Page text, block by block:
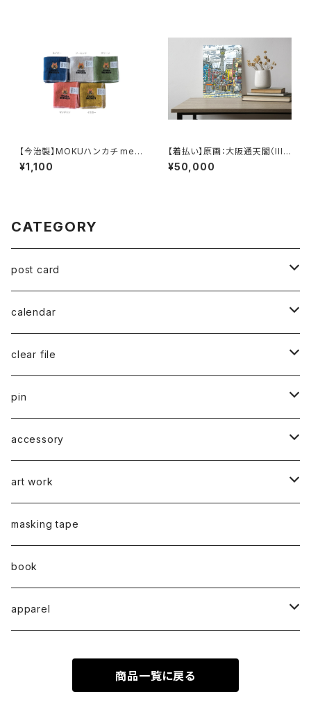
【今治製】MOKUハンカチ mee
ts studioBREMEN（illustrato
r蛯子陽太）
¥1,100
【着払い】原画：大阪通天閣（Illu
strator 笹原竜太）
¥50,000
CATEGORY
post card
series 02
千葉真弘
川淵美帆
馬渕祐輝
牧野亮介
series 01
蛯子陽太
web限定
series 03
all complete
蛯子陽太
series 04
乾 夏樹
蛯子 陽太
calendar
2019
typeB
2020
CASUAL 横タイプ
CLASSIC 縦タイプ
2021
CLASSIC
CASUAL
2022
VERTICAL -ヴァーティカル-
Horizon -ホライゾン-
2023
VERTICAL - ヴァーティカル -
Horizon - ホライゾン -
2024
Vertical - ヴァーティカル -縦型
clear file
series 02
all complete
series 04
pin
series 01
蛯子陽太
後藤裕貴
accessory
弓山諒
ピアス
イヤリング
牧野亮介
ピアス
イヤリング
西川雄野
イヤリング
art work
蛯子陽太
猫 - cat -
犬 - dog -
白石貴喜
清尾あかり
masking tape
book
apparel
商品一覧に戻る